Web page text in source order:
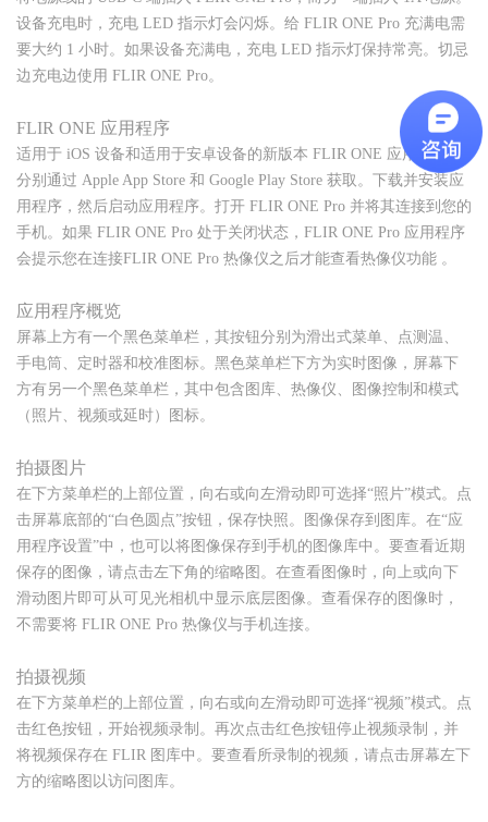
设备充电时，充电 LED 指示灯会闪烁。给 FLIR ONE Pro 充满电需
要大约 1 小时。如果设备充满电，充电 LED 指示灯保持常亮。切忌
边充电边使用 FLIR ONE Pro。
FLIR ONE 应用程序
适用于 iOS 设备和适用于安卓设备的新版本 FLIR ONE 应用程序可
分别通过 Apple App Store 和 Google Play Store 获取。下载并安装应
用程序，然后启动应用程序。打开 FLIR ONE Pro 并将其连接到您的
手机。如果 FLIR ONE Pro 处于关闭状态，FLIR ONE Pro 应用程序
会提示您在连接FLIR ONE Pro 热像仪之后才能查看热像仪功能 。
应用程序概览
屏幕上方有一个黑色菜单栏，其按钮分别为滑出式菜单、点测温、
手电筒、定时器和校准图标。黑色菜单栏下方为实时图像，屏幕下
方有另一个黑色菜单栏，其中包含图库、热像仪、图像控制和模式
（照片、视频或延时）图标。
拍摄图片
在下方菜单栏的上部位置，向右或向左滑动即可选择“照片”模式。点
击屏幕底部的“白色圆点”按钮，保存快照。图像保存到图库。在“应
用程序设置”中，也可以将图像保存到手机的图像库中。要查看近期
保存的图像，请点击左下角的缩略图。在查看图像时，向上或向下
滑动图片即可从可见光相机中显示底层图像。查看保存的图像时，
不需要将 FLIR ONE Pro 热像仪与手机连接。
拍摄视频
在下方菜单栏的上部位置，向右或向左滑动即可选择“视频”模式。点
击红色按钮，开始视频录制。再次点击红色按钮停止视频录制，并
将视频保存在 FLIR 图库中。要查看所录制的视频，请点击屏幕左下
方的缩略图以访问图库。